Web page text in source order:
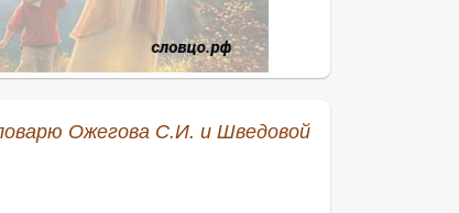
Ожегова С.И. и Шведовой